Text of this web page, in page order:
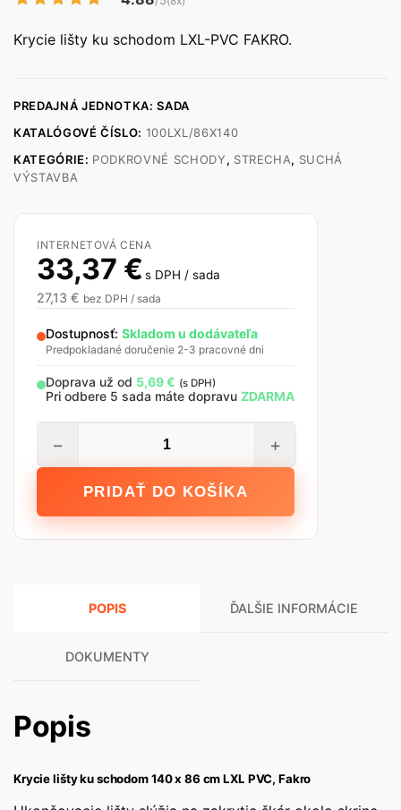
Krycie lišty ku schodom LXL-PVC FAKRO.
PREDAJNÁ JEDNOTKA: SADA
KATALÓGOVÉ ČÍSLO: 100LXL/86X140
KATEGÓRIE: PODKROVNÉ SCHODY, STRECHA, SUCHÁ
VÝSTAVBA
INTERNETOVÁ CENA
33,37 € s DPH / sada
27,13 € bez DPH / sada
Dostupnosť: Skladom u dodávateľa
Predpokladané doručenie 2-3 pracovné dni
Doprava už od 5,69€ (s DPH)
Pri odbere 5 sada máte dopravu ZDARMA
schodom
− +
PRIDAŤ DO KOŠÍKA
POPIS ĎALŠIE INFORMÁCIE
DOKUMENTY
Popis
Krycie lišty ku schodom 140 x 86 cm LXL PVC, Fakro